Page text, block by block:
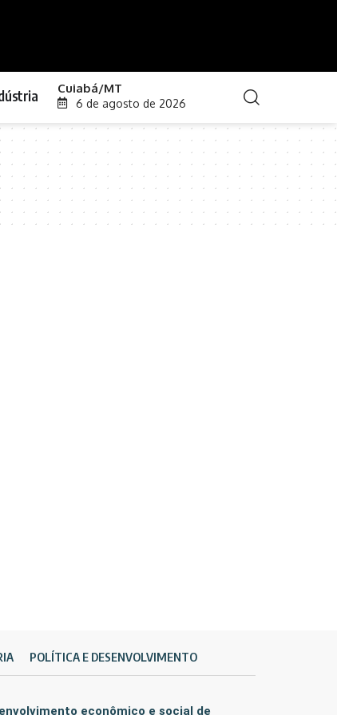
Cuiabá/MT
6 de agosto de 2026
POLÍTICA E DESENVOLVIMENTO
econômico e social de